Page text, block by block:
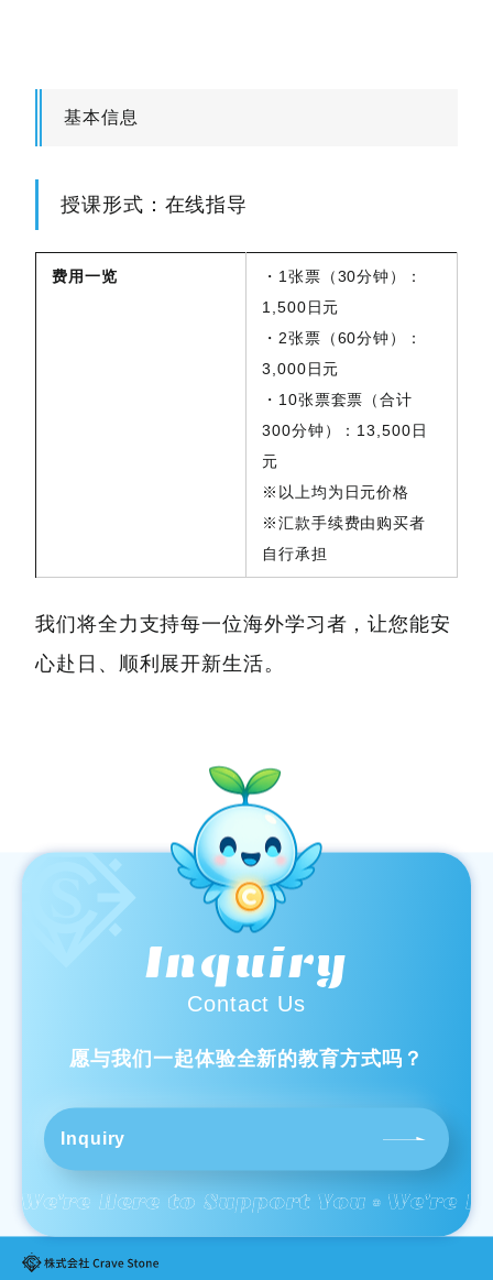
基本信息
授课形式：在线指导
费用一览
・1张票（30分钟）：
1,500日元
・2张票（60分钟）：
3,000日元
・10张票套票（合计
300分钟）：13,500日
元
※以上均为日元价格
※汇款手续费由购买者
自行承担
我们将全力支持每一位海外学习者，让您能安
心赴日、顺利展开新生活。
Inquiry
Contact Us
愿与我们一起体验全新的教育方式吗？
Inquiry